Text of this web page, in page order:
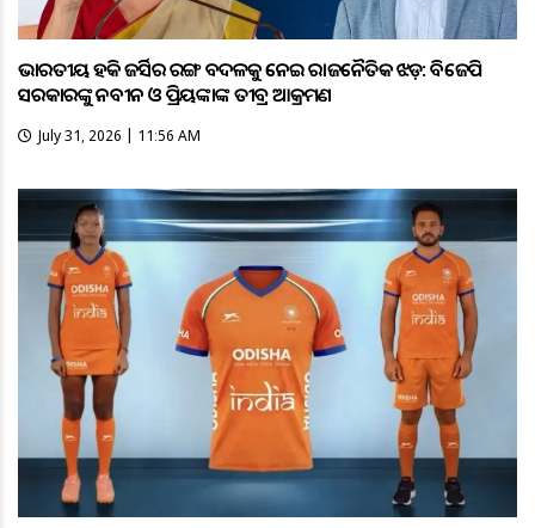
ଭାରତୀୟ ହକି ଜର୍ସିର ରଙ୍ଗ ବଦଳକୁ ନେଇ ରାଜନୈତିକ ଝଡ଼: ବିଜେପି
ସରକାରଙ୍କୁ ନବୀନ ଓ ପ୍ରିୟଙ୍କାଙ୍କ ତୀବ୍ର ଆକ୍ରମଣ
July 31, 2026 | 11:56 AM